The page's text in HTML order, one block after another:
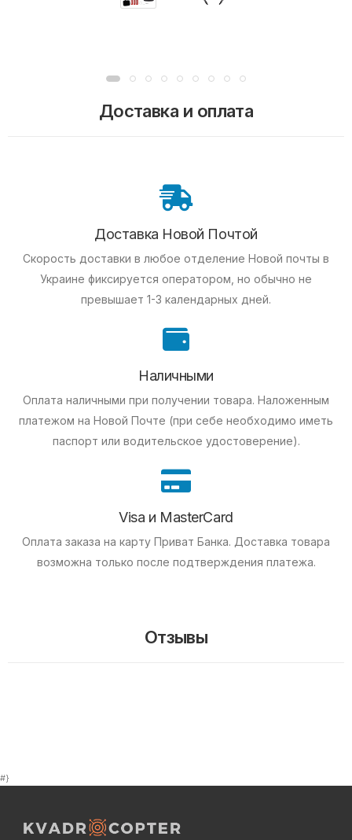
Доставка и оплата
Доставка Новой Почтой
Скорость доставки в любое отделение Новой почты в
Украине фиксируется оператором, но обычно не
превышает 1-3 календарных дней.
Наличными
Оплата наличными при получении товара. Наложенным
платежом на Новой Почте (при себе необходимо иметь
паспорт или водительское удостоверение).
Visa и MasterCard
Оплата заказа на карту Приват Банка. Доставка товара
возможна только после подтверждения платежа.
Отзывы
#}